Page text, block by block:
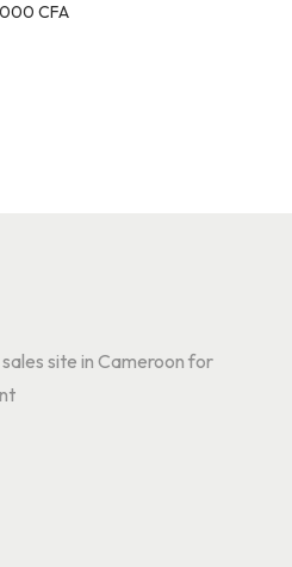
CFA
site in Cameroon for